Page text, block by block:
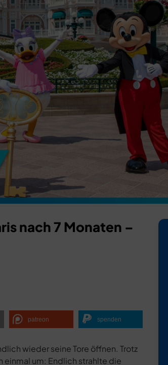
nach 7 Monaten –
patreon spenden
wieder seine Tore öffnen. Trotz
einmal um: Endlich strahlte die